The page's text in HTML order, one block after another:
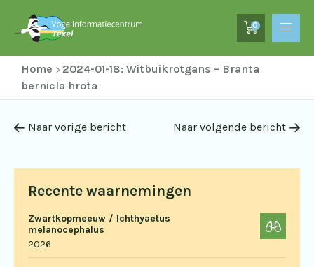
0
Home
2024-01-18: Witbuikrotgans – Branta
bernicla hrota
Recente waarnemingen
Zwartkopmeeuw / Ichthyaetus
melanocephalus
2026
Naar vorige bericht Naar volgende bericht